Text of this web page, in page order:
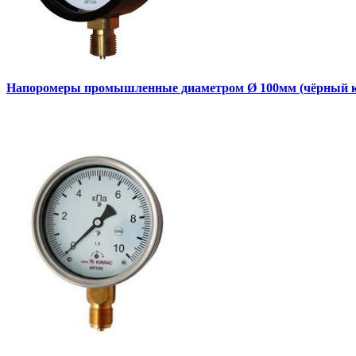
Напоромеры промышленные диаметром Ø 100мм (чёрный